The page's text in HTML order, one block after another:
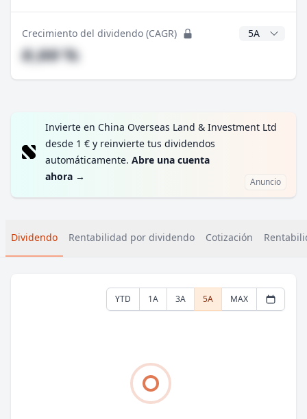
Crecimiento del dividendo (CAGR) Años CAGR
#,## %
Invierte en China Overseas Land & Investment Ltd
desde 1 € y reinvierte tus dividendos
automáticamente. Abre una cuenta
ahora → Anuncio
Dividendo Rentabilidad por dividendo Cotización
YTD 1A 3A 5A MAX